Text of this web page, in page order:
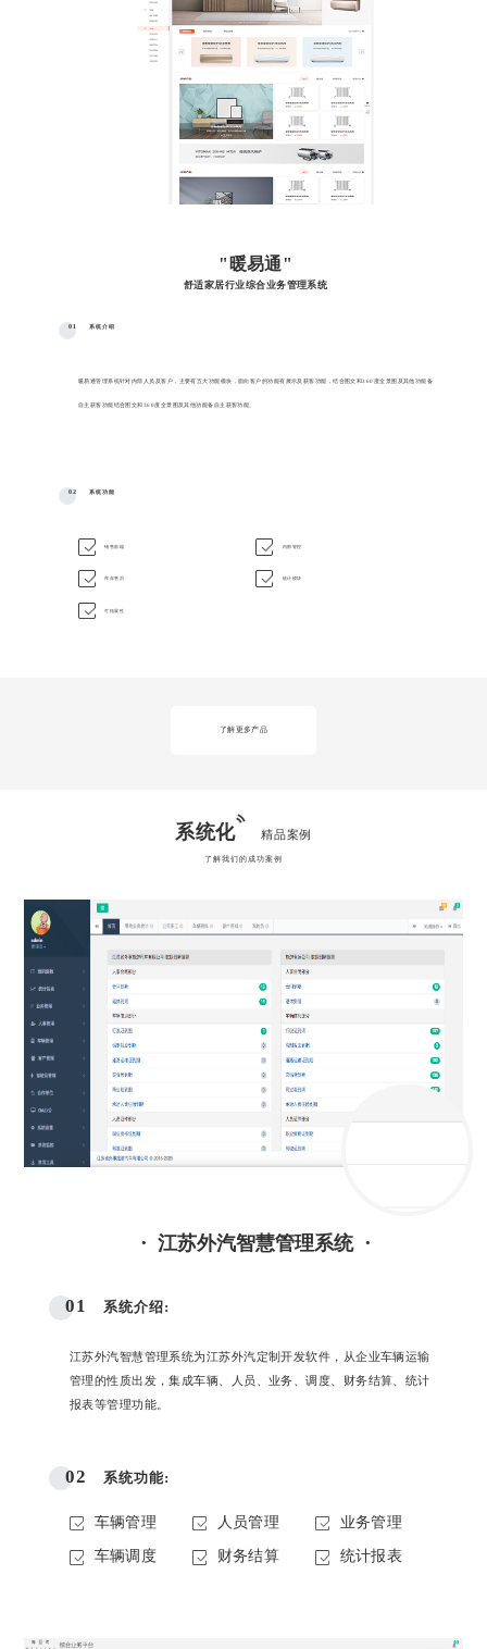
"暖易通"
舒适家居行业综合业务管理系统
01 系统介绍
暖易通管理系统针对内部人员及客户，主要有五大功能模块，面向客户的功能有展示及获客功能，结合图文和360度全景图及其他功能备
自主获客功能结合图文和360度全景图及其他功能备自主获客功能。
02 系统功能
销售前端 内部管控
库存售后 统计模块
可拓展性
了解更多产品
系统化 精品案例
了解我们的成功案例
· 江苏外汽智慧管理系统 ·
01 系统介绍:
江苏外汽智慧管理系统为江苏外汽定制开发软件，从企业车辆运输
管理的性质出发，集成车辆、人员、业务、调度、财务结算、统计
报表等管理功能。
02 系统功能:
车辆管理 人员管理
业务管理
车辆调度
财务结算 统计报表